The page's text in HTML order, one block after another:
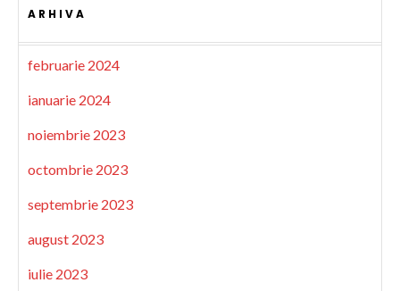
ARHIVA
februarie 2024
ianuarie 2024
noiembrie 2023
octombrie 2023
septembrie 2023
august 2023
iulie 2023